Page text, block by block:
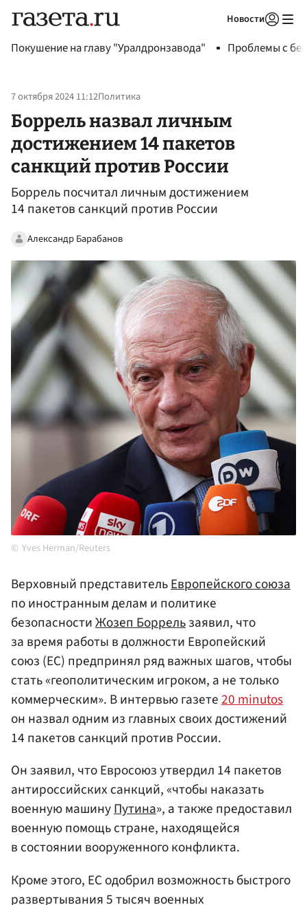
Новости
Покушение на главу "Уралдронзавода" Проблемы с
7 октября 2024 11:12Политика
Боррель назвал личным
достижением 14 пакетов
санкций против России
Боррель посчитал личным достижением
14 пакетов санкций против России
Александр Барабанов
Yves Herman/Reuters
Верховный представительЕвропейского союза
по иностранным делам и политике
безопасностиЖозеп Боррельзаявил, что
за время работы в должности Европейский
союз (ЕС) предпринял ряд важных шагов, чтобы
стать «геополитическим игроком, а не только
коммерческим». В интервью газете20 minutos
он назвал одним из главных своих достижений
14 пакетов санкций против России.
Он заявил, что Евросоюз утвердил 14 пакетов
антироссийских санкций, «чтобы наказать
военную машинуПутина», а также предоставил
военную помощь стране, находящейся
в состоянии вооруженного конфликта.
Кроме этого, ЕС одобрил возможность быстрого
развертывания 5 тысяч военных